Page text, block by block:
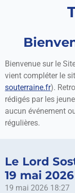
principal
Bienvenue sur le
vient compléter le
souterraine.fr).
rédigés par les
aucun événement
régulières.
Le Lord
19 mai 2026
19 mai 2026 18:27